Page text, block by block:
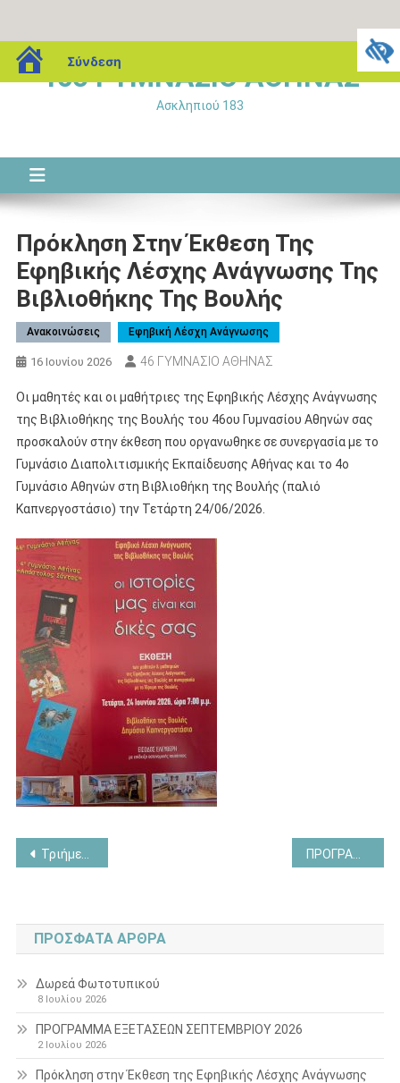
blogs.sch.gr
Σύνδεση
Μεταπηδήστε
στο
46o ΓΥΜΝΑΣΙΟ ΑΘΗΝΑΣ
Ασκληπιού 183
Πρόκληση Στην Έκθεση Της
Εφηβικής Λέσχης Ανάγνωσης Της
Βιβλιοθήκης Της Βουλής
Ανακοινώσεις Εφηβική Λέσχη Ανάγνωσης
16 Ιουνίου 2026 46 ΓΥΜΝΑΣΙΟ ΑΘΗΝΑΣ
Οι μαθητές και οι μαθήτριες της Εφηβικής Λέσχης Ανάγνωσης
της Βιβλιοθήκης της Βουλής του 46ου Γυμνασίου Αθηνών σας
προσκαλούν στην έκθεση που οργανωθηκε σε συνεργασία με το
Γυμνάσιο Διαπολιτισμικής Εκπαίδευσης Αθήνας και το 4ο
Γυμνάσιο Αθηνών στη Βιβλιοθήκη της Βουλής (παλιό
Καπνεργοστάσιο) την Τετάρτη 24/06/2026.
Πλοήγηση
Τριήμερη εκδρομή στο ΚΕΠΕΑ Καρπενησίου
ΠΡΌΣΦΑΤΑ ΆΡΘΡΑ
Δωρεά Φωτοτυπικού
8 Ιουλίου 2026
ΠΡΟΓΡΑΜΜΑ ΕΞΕΤΑΣΕΩΝ ΣΕΠΤΕΜΒΡΙΟΥ 2026
2 Ιουλίου 2026
Πρόκληση στην Έκθεση της Εφηβικής Λέσχης Ανάγνωσης